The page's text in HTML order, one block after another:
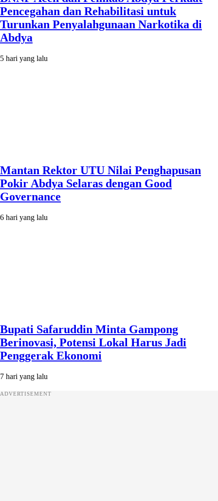
Pencegahan dan Rehabilitasi untuk
Turunkan Penyalahgunaan Narkotika di
Abdya
5 hari yang lalu
Mantan Rektor UTU Nilai Penghapusan
Pokir Abdya Selaras dengan Good
Governance
6 hari yang lalu
Bupati Safaruddin Minta Gampong
Berinovasi, Potensi Lokal Harus Jadi
Penggerak Ekonomi
7 hari yang lalu
ADVERTISEMENT